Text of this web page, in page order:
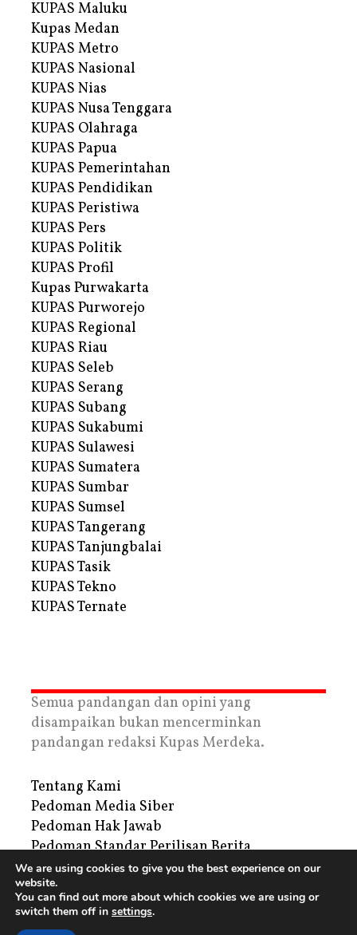
KUPAS Maluku
Kupas Medan
KUPAS Metro
KUPAS Nasional
KUPAS Nias
KUPAS Nusa Tenggara
KUPAS Olahraga
KUPAS Papua
KUPAS Pemerintahan
KUPAS Pendidikan
KUPAS Peristiwa
KUPAS Pers
KUPAS Politik
KUPAS Profil
Kupas Purwakarta
KUPAS Purworejo
KUPAS Regional
KUPAS Riau
KUPAS Seleb
KUPAS Serang
KUPAS Subang
KUPAS Sukabumi
KUPAS Sulawesi
KUPAS Sumatera
KUPAS Sumbar
KUPAS Sumsel
KUPAS Tangerang
KUPAS Tanjungbalai
KUPAS Tasik
KUPAS Tekno
KUPAS Ternate
Semua pandangan dan opini yang
disampaikan bukan mencerminkan
pandangan redaksi Kupas Merdeka.
Tentang Kami
Pedoman Media Siber
Pedoman Hak Jawab
Pedoman Standar Perilisan Berita
Privacy Policy
Periklanan
Copyright © 2026 | PT. Tegar Kupas Mediatama
We are using cookies to give you the best experience on our
website.
You can find out more about which cookies we are using or
switch them off in settings.